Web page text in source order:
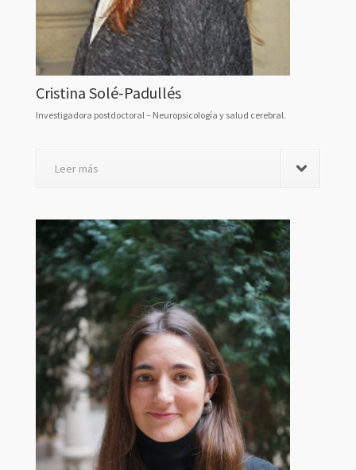
Cristina Solé-Padullés
Investigadora postdoctoral – Neuropsicología y salud cerebral.
Leer más